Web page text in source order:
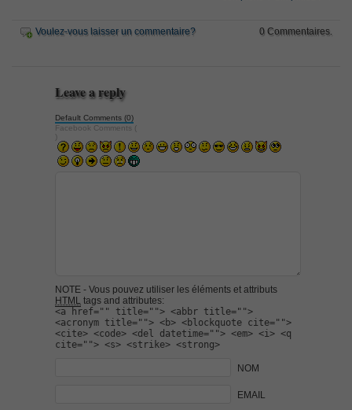
Voulez-vous laisser un commentaire? 0 Commentaires.
Leave a reply
Default Comments (0)
Facebook Comments (
)
NOTE - Vous pouvez utiliser les éléments et attributs
HTML tags and attributes:
<a href="" title=""> <abbr title="">
<acronym title=""> <b> <blockquote cite="">
<cite> <code> <del datetime=""> <em> <i> <q
cite=""> <s> <strike> <strong>
NOM
EMAIL